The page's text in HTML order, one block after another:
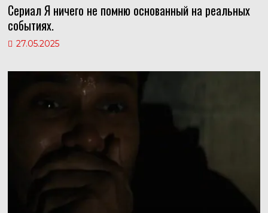
Сериал Я ничего не помню основанный на реальных
событиях.
27.05.2025